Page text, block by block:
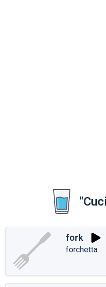
fork
forchetta